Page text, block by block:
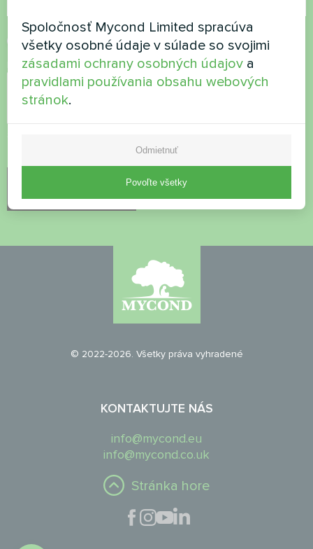
Prijaťzásady ochrany osobných údajov
Kontrola zabezpečenia*
© 2022-2026. Všetky práva vyhradené
KONTAKTUJTE NÁS
info@mycond.eu
info@mycond.co.uk
Stránka hore
Spoločnosť Mycond Limited spracúva
všetky osobné údaje v súlade so svojimi
zásadami ochrany osobných údajov a
pravidlami používania obsahu webových
stránok.
Odmietnuť
Povoľte všetky